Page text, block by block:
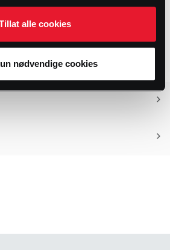
alle cookies
nødvendige cookies
dine, men også verdifulle